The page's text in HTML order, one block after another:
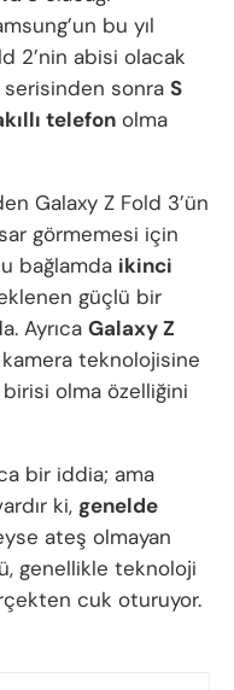
bu yıl
2’nin abisi olacak
serisinden sonra S
telefon olma
Galaxy Z Fold 3’ün
görmemesi için
bağlamda ikinci
güçlü bir
Ayrıca Galaxy Z
kamera teknolojisine
olma özelliğini
bir iddia; ama
ki, genelde
ateş olmayan
genellikle teknoloji
cuk oturuyor.